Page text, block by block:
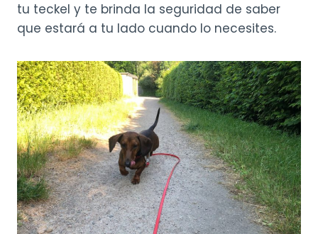
tu teckel y te brinda la seguridad de saber
que estará a tu lado cuando lo necesites.